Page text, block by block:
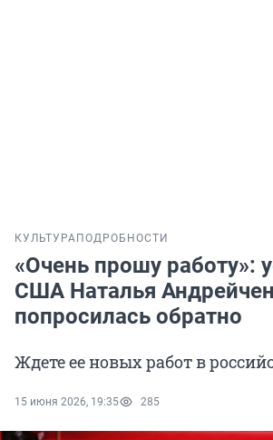
КУЛЬТУРА ПОДРОБНОСТИ
«Очень прошу работу»:
США Наталья
попросилась обратно
Ждете ее новых работ в
15 июня 2026, 19:35 285